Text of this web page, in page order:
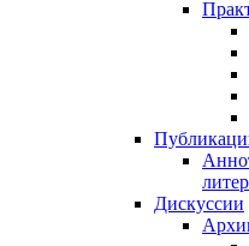
Дискуссии